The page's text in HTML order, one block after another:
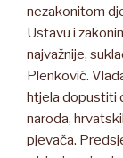
nezakonitom
Ustavu i
najvažnije,
Plenković.
htjela dopustiti
naroda,
pjevača.